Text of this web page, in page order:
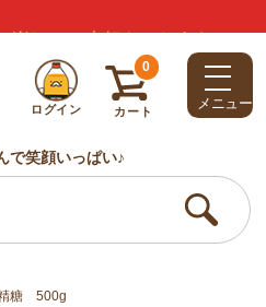
ログイン
0
カート メニュー
で笑顔いっぱい♪
糖 500g